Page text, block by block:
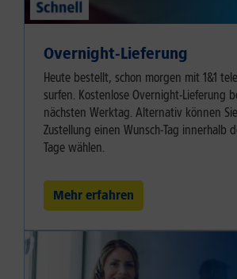
Overnight-Lieferung
Heute bestellt, schon morgen mit 1&1
surfen. Kostenlose Overnight-Lieferung
nächsten Werktag. Alternativ können
Zustellung einen Wunsch-Tag innerhalb
Tage wählen.
Mehr erfahren